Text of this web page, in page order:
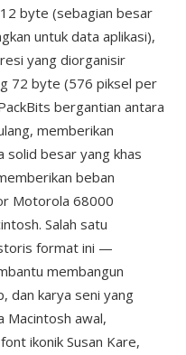
byte (sebagian besar
untuk data aplikasi),
yang diorganisir
72 byte (576 piksel per
bergantian antara
memberikan
solid besar yang khas
beban
Motorola 68000
Salah satu
format ini —
membangun
dan karya seni yang
Macintosh awal,
ikonik Susan Kare,